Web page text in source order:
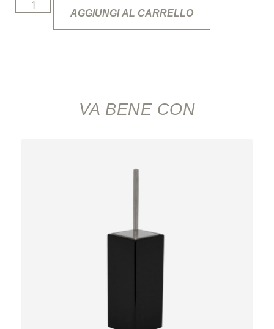
AGGIUNGI AL CARRELLO
VA BENE CON